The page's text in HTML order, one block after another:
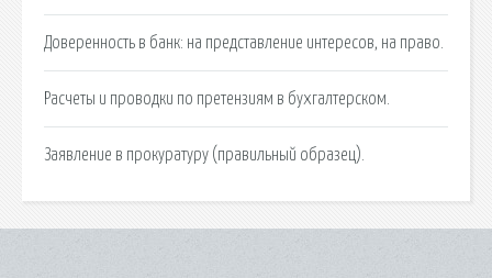
Доверенность в банк: на представление интересов, на право.
Расчеты и проводки по претензиям в бухгалтерском.
Заявление в прокуратуру (правильный образец).